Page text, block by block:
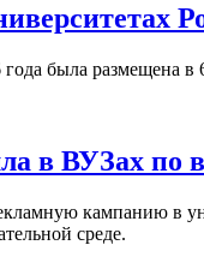
была размещена
в ВУЗах по
кампанию в
среде.